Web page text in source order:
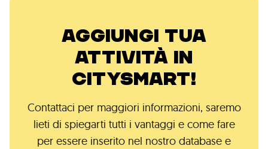
AGGIUNGI TUA
ATTIVITÀ IN
CITYSMART!
Contattaci per maggiori informazioni, saremo
lieti di spiegarti tutti i vantaggi e come fare
per essere inserito nel nostro database e